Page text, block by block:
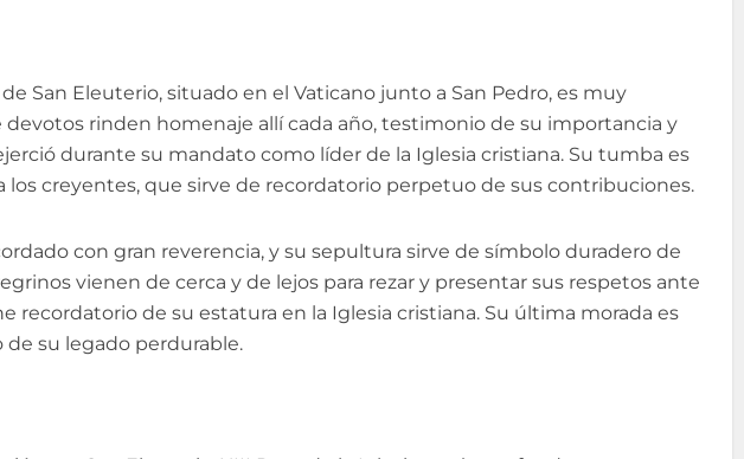
San Eleuterio, situado en el Vaticano junto a San Pedro, es muy
devotos rinden homenaje allí cada año, testimonio de su importancia y
durante su mandato como líder de la Iglesia cristiana. Su tumba es
los creyentes, que sirve de recordatorio perpetuo de sus contribuciones.
con gran reverencia, y su sepultura sirve de símbolo duradero de
vienen de cerca y de lejos para rezar y presentar sus respetos ante
recordatorio de su estatura en la Iglesia cristiana. Su última morada es
su legado perdurable.